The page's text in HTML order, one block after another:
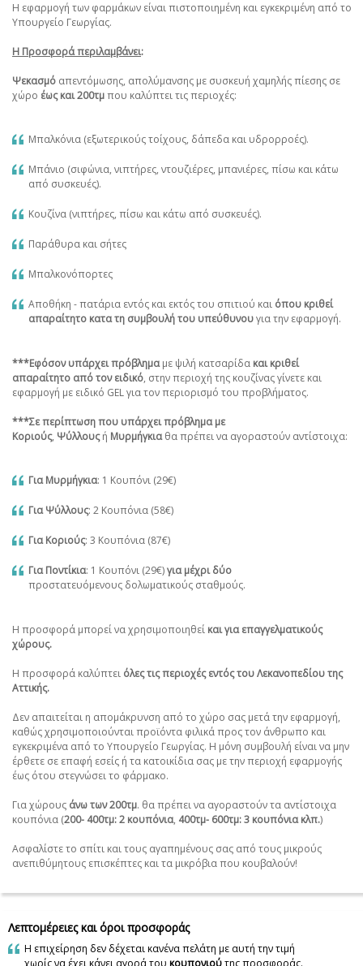
Η εφαρμογή των φαρμάκων είναι πιστοποιημένη και εγκεκριμένη από το
Υπουργείο Γεωργίας.
Η Προσφορά περιλαμβάνει:
Ψεκασμό απεντόμωσης, απολύμανσης με συσκευή χαμηλής πίεσης σε
χώρο έως και 200τμπου καλύπτει τις περιοχές:
Μπαλκόνια (εξωτερικούς τοίχους, δάπεδα και υδρορροές).
Μπάνιο (σιφώνια, νιπτήρες, ντουζιέρες, μπανιέρες, πίσω και κάτω
από συσκευές).
Κουζίνα (νιπτήρες, πίσω και κάτω από συσκευές).
Παράθυρα και σήτες
Μπαλκονόπορτες
Αποθήκη - πατάρια εντός και εκτός του σπιτιού και όπου κριθεί
απαραίτητο κατα τη συμβουλή του υπεύθυνουγια την εφαρμογή.
***Εφόσον υπάρχει πρόβλημαμε ψιλή κατσαρίδα και κριθεί
απαραίτητο από τον ειδικό, στην περιοχή της κουζίνας γίνετε και
εφαρμογή με ειδικό GEL για τον περιορισμό του προβλήματος.
***Σε περίπτωση που υπάρχει πρόβλημα με
Κοριούς, Ψύλλουςή Μυρμήγκιαθα πρέπει να αγοραστούν αντίστοιχα:
Για Μυρμήγκια: 1 Κουπόνι (29€)
Για Ψύλλους: 2 Κουπόνια (58€)
Για Κοριούς: 3 Κουπόνια (87€)
Για Ποντίκια: 1 Κουπόνι (29€)για μέχρι δύο
προστατευόμενους δολωματικούς σταθμούς.
Η προσφορά μπορεί να χρησιμοποιηθεί και για επαγγελματικούς
χώρους.
Η προσφορά καλύπτει όλες τις περιοχές εντός του Λεκανοπεδίου της
Αττικής.
Δεν απαιτείται η απομάκρυνση από το χώρο σας μετά την εφαρμογή,
καθώς χρησιμοποιούνται προϊόντα φιλικά προς τον άνθρωπο και
εγκεκριμένα από το Υπουργείο Γεωργίας. Η μόνη συμβουλή είναι να μην
έρθετε σε επαφή εσείς ή τα κατοικίδια σας με την περιοχή εφαρμογής
έως ότου στεγνώσει το φάρμακο.
Για χώρους άνω των 200τμ. θα πρέπει να αγοραστούν τα αντίστοιχα
κουπόνια (200- 400τμ: 2 κουπόνια, 400τμ- 600τμ: 3 κουπόνια κλπ.)
Ασφαλίστε το σπίτι και τους αγαπημένους σας από τους μικρούς
ανεπιθύμητους επισκέπτες και τα μικρόβια που κουβαλούν!
Λεπτομέρειες και όροι προσφοράς
Η επιχείρηση δεν δέχεται κανένα πελάτη με αυτή την τιμή
χωρίς να έχει κάνει αγορά του κουπονιούτης προσφοράς.